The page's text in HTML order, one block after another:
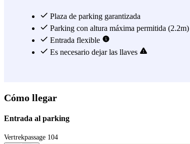
Plaza de parking garantizada
Parking con altura máxima permitida (2.2m)
Entrada flexible
Es necesario dejar las llaves
Cómo llegar
Entrada al parking
Vertrekpassage 104